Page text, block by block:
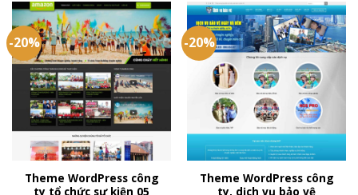
-20%
Theme WordPress công
ty tổ chức sự kiện 05
-20%
Theme WordPress công
ty, dịch vụ bảo vệ